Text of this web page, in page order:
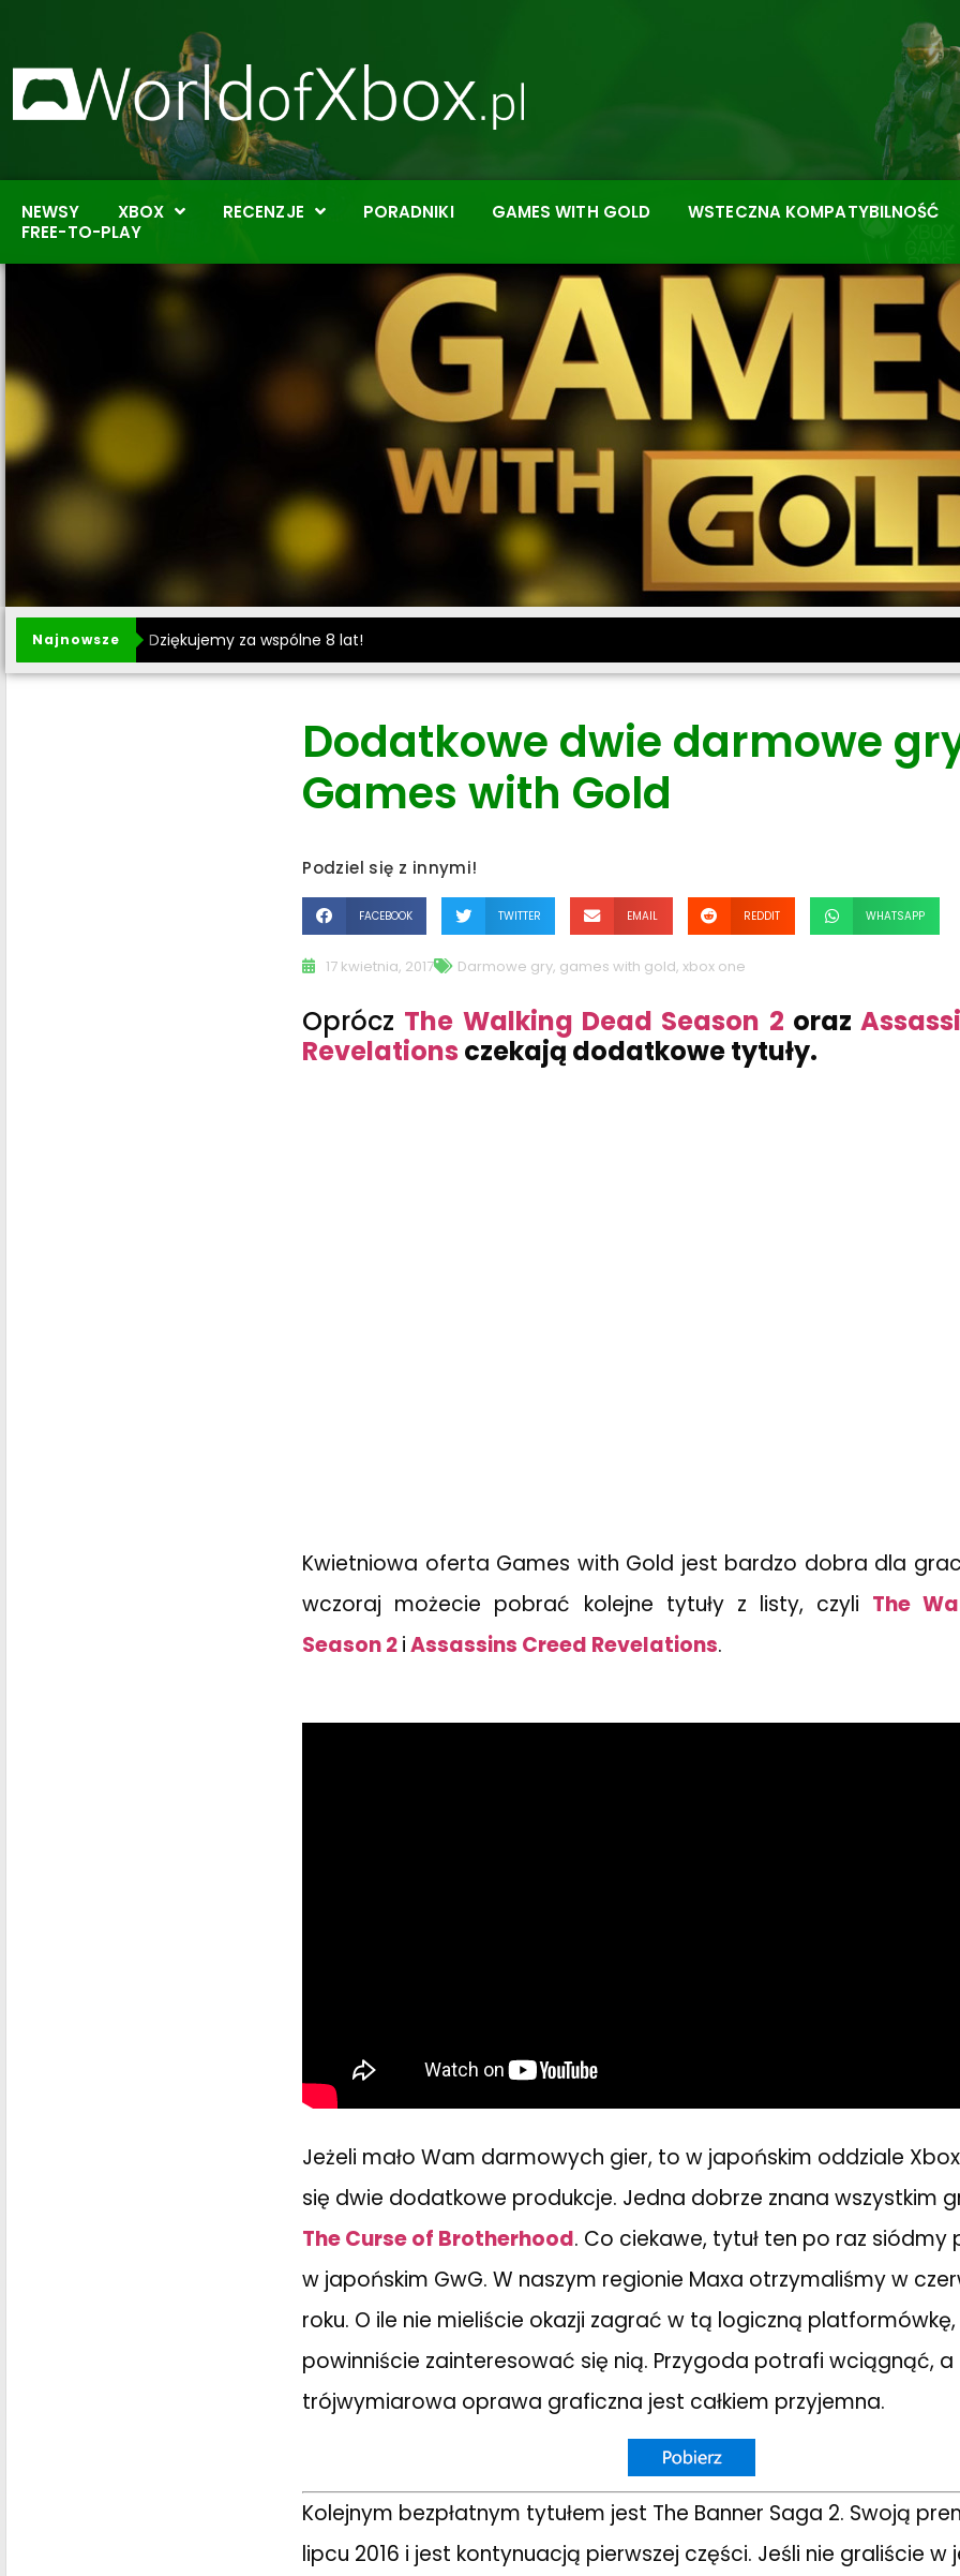
NEWSY XBOX RECENZJE PORADNIKI GAMES WITH GOLD
WSTECZNA KOMPATYBILNOŚĆ
FREE-TO-PLAY
Najnowsze Dziękujemy za wspólne 8 lat!
Dodatkowe dwie darmowe
Games with Gold
Podziel się z innymi!
FACEBOOK TWITTER EMAIL REDDIT WHATSAPP
17 kwietnia, 2017 Darmowe gry, games with gold,xbox one
Oprócz The Walking Dead Season 2 oraz
Revelations czekają dodatkowe tytuły.
Kwietniowa oferta Games with Gold jest bardzo dobra dla
wczoraj możecie pobrać kolejne tytuły z listy, czyli The
Season 2iAssassins Creed Revelations.
Jeżeli mało Wam darmowych gier, to w japońskim oddziale
się dwie dodatkowe produkcje. Jedna dobrze znana wszystkim
The Curse of Brotherhood. Co ciekawe, tytuł ten po raz siódmy
w japońskim GwG. W naszym regionie Maxa otrzymaliśmy w
roku. O ile nie mieliście okazji zagrać w tą logiczną
powinniście zainteresować się nią. Przygoda potrafi wciągnąć, a
trójwymiarowa oprawa graficzna jest całkiem przyjemna.
Kolejnym bezpłatnym tytułem jest The Banner Saga 2. Swoją
lipcu 2016 i jest kontynuacją pierwszej części. Jeśli nie graliście w